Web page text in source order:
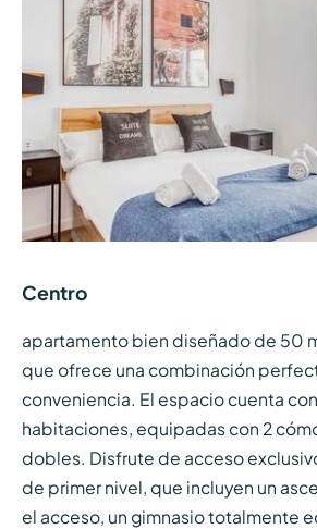
Centro
apartamento bien diseñado de 50
que ofrece una combinación
conveniencia. El espacio cuenta
habitaciones, equipadas con 2
dobles. Disfrute de acceso
de primer nivel, que incluyen un
el acceso, un gimnasio totalmente